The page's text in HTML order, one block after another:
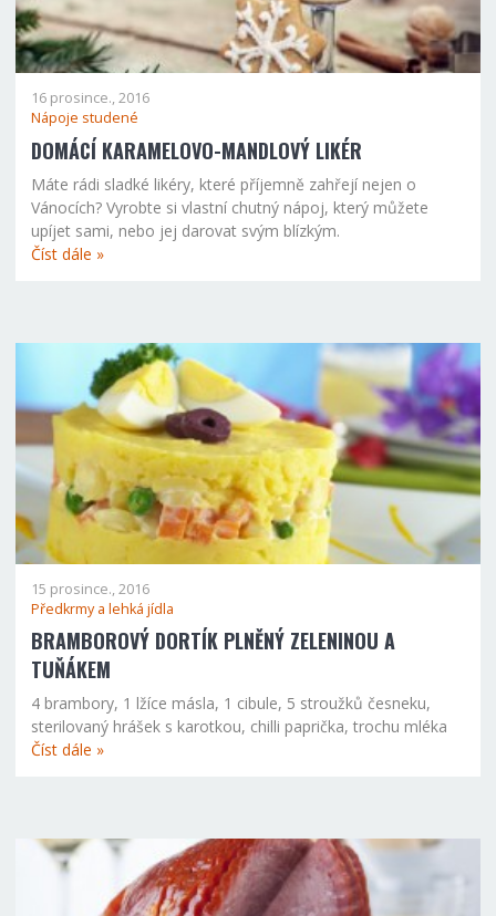
16 prosince., 2016
Nápoje studené
DOMÁCÍ KARAMELOVO-MANDLOVÝ LIKÉR
Máte rádi sladké likéry, které příjemně zahřejí nejen o
Vánocích? Vyrobte si vlastní chutný nápoj, který můžete
upíjet sami, nebo jej darovat svým blízkým.
Číst dále »
15 prosince., 2016
Předkrmy a lehká jídla
BRAMBOROVÝ DORTÍK PLNĚNÝ ZELENINOU A
TUŇÁKEM
4 brambory, 1 lžíce másla, 1 cibule, 5 stroužků česneku,
sterilovaný hrášek s karotkou, chilli paprička, trochu mléka
Číst dále »